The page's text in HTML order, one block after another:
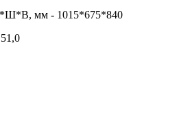
мм - 1015*675*840